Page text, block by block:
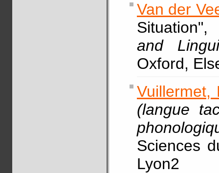
Van der
and
Oxford,
Vuillermet,
(langue
Sciences
Lyon2